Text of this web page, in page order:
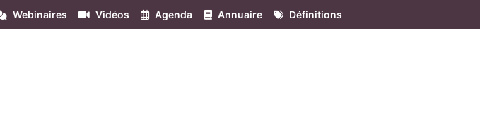
Webinaires Vidéos Agenda Annuaire Définitions